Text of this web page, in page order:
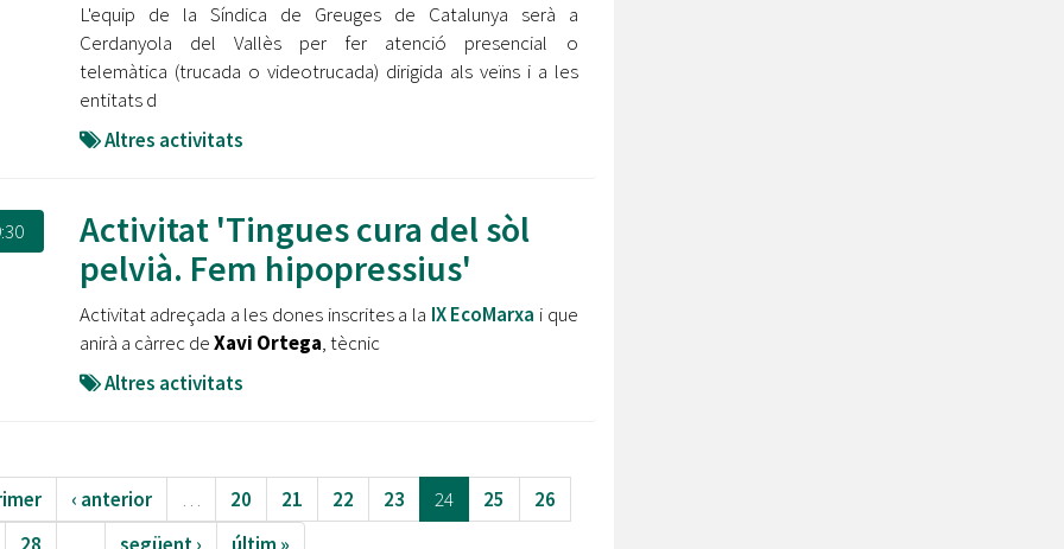
L'equip de la Síndica de Greuges de Catalunya serà a
Cerdanyola del Vallès per fer atenció presencial o
telemàtica (trucada o videotrucada) dirigida als veïns i a les
entitats d
Altres activitats
Activitat 'Tingues cura del sòl
pelvià. Fem hipopressius'
Activitat adreçada a les dones inscrites a la IX EcoMarxa i que
anirà a càrrec deXavi Ortega, tècnic
Altres activitats
‹ anterior … 20 21 22 23 24 25
26